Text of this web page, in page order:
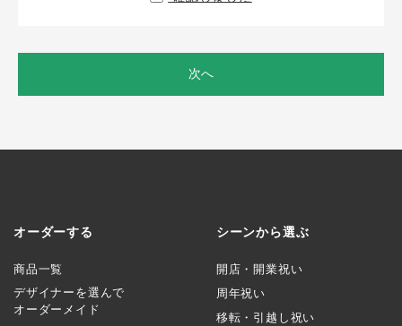
次へ
オーダーする
商品一覧
デザイナーを選んで
オーダーメイド
シーンから選ぶ
開店・開業祝い
周年祝い
移転・引越し祝い